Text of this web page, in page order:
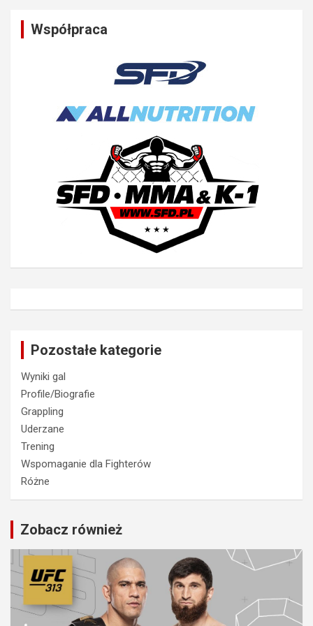
Współpraca
Pozostałe kategorie
Wyniki gal
Profile/Biografie
Grappling
Uderzane
Trening
Wspomaganie dla Fighterów
Różne
Zobacz również